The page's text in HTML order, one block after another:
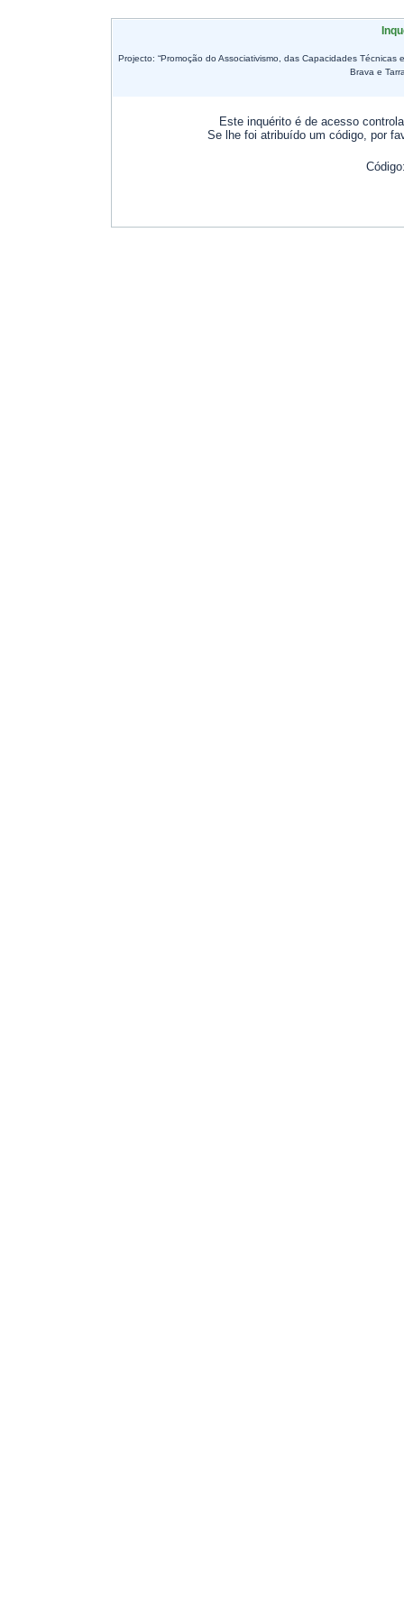
Projecto: “Promoção do Associativismo, das Capacidades
Brava e
Este inquérito é de acesso
Se lhe foi atribuído um código, por